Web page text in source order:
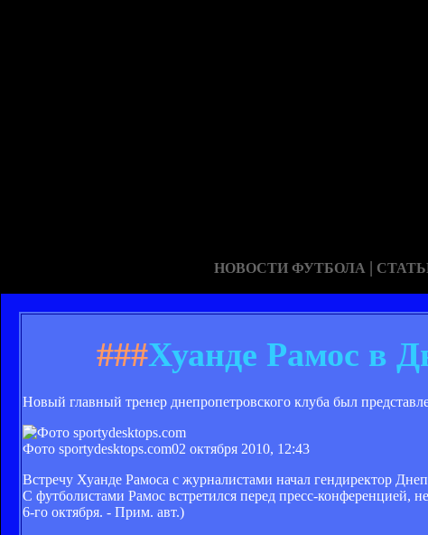
НОВОСТИ ФУТБОЛА |
###Хуанде Рамос в
Новый главный тренер днепропетровского клуба был
Фото sportydesktops.com02 октября 2010, 12:43
Встречу Хуанде Рамоса с журналистами начал гендиректор
С футболистами Рамос встретился перед пресс-конференцией,
6-го октября. - Прим. авт.)